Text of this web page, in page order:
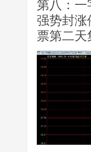
第八：
强势封涨
票第二